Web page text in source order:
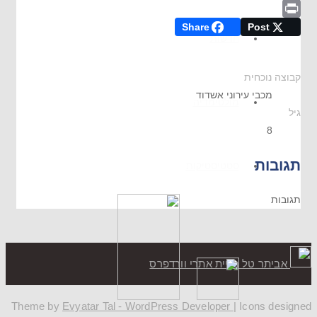
חדשות
מולטימדיה
Email
Print
Post
Share
קבוצה נוכחית
מכבי עירוני אשדוד
גיל
8
תגובות
תגובות
אביתר טל בניית אתרי וורדפרס
Theme by Evyatar Tal - WordPress Developer | Icons designed